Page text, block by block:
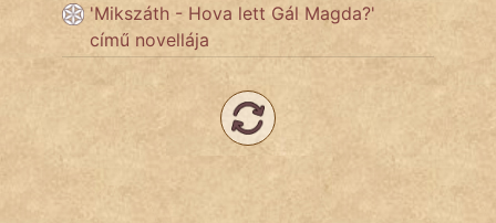
Népszerű szerzőink:
'Mikszáth - Hova lett Gál Magda?'
című novellája